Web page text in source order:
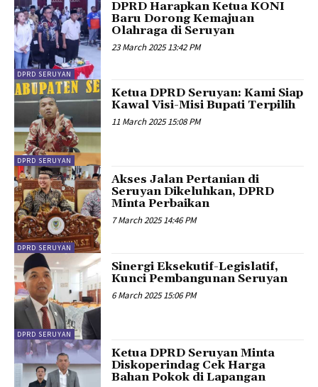
DPRD SERUYAN
DPRD Harapkan Ketua KONI
Baru Dorong Kemajuan
Olahraga di Seruyan
23 March 2025 13:42 PM
DPRD SERUYAN
Ketua DPRD Seruyan: Kami Siap
Kawal Visi-Misi Bupati Terpilih
11 March 2025 15:08 PM
DPRD SERUYAN
Akses Jalan Pertanian di
Seruyan Dikeluhkan, DPRD
Minta Perbaikan
7 March 2025 14:46 PM
DPRD SERUYAN
Sinergi Eksekutif-Legislatif,
Kunci Pembangunan Seruyan
6 March 2025 15:06 PM
Ketua DPRD Seruyan Minta
Diskoperindag Cek Harga
Bahan Pokok di Lapangan